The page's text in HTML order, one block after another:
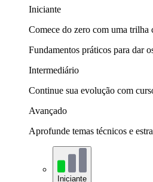
Iniciante
Comece do zero com uma trilha
Fundamentos práticos para dar
Intermediário
Continue sua evolução com
Avançado
Aprofunde temas técnicos e
Iniciante